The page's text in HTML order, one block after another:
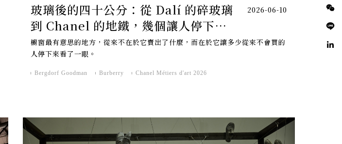
玻璃後的四十公分：從 Dalí 的碎玻璃
到 Chanel 的地鐵，幾個讓人停下來
的櫥窗時刻
2026-06-10
櫥窗最有意思的地方，從來不在於它賣出了什麼，而在於它讓多少從來不會買的
人停下來看了一眼。
Bergdorf Goodman Burberry Chanel Métiers d'art 2026